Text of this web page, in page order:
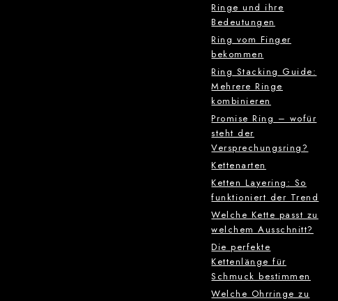
Ringe und ihre
Bedeutungen
Ring vom Finger
bekommen
Ring Stacking Guide:
Mehrere Ringe
kombinieren
Promise Ring – wofür
steht der
Versprechungsring?
Kettenarten
Ketten Layering: So
funktioniert der Trend
Welche Kette passt zu
welchem Ausschnitt?
Die perfekte
Kettenlänge für
Schmuck bestimmen
Welche Ohrringe zu